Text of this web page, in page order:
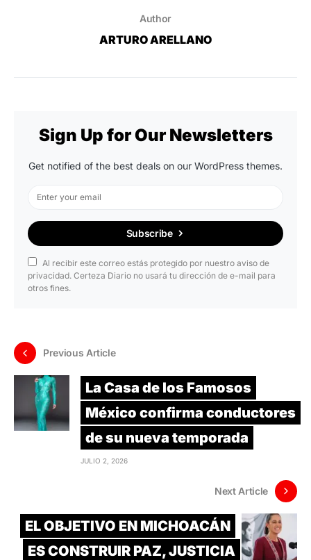
Author
ARTURO ARELLANO
Sign Up for Our Newsletters
Get notified of the best deals on our WordPress themes.
Subscribe
Al recibir este correo estás protegido por nuestro aviso de
privacidad. Certeza Diario no usará tu dirección de e-mail para
otros fines.
Previous Article
La Casa de los Famosos
México confirma conductores
de su nueva temporada
JULIO 2, 2026
Next Article
EL OBJETIVO EN MICHOACÁN
ES CONSTRUIR PAZ, JUSTICIA